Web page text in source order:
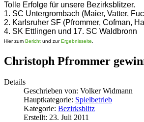
Tolle Erfolge für unsere Bezirksblitzer.
1. SC Untergrombach (Maier, Vatter,
2. Karlsruher SF (Pfrommer, Cofman,
4. SK Ettlingen und 17. SC Waldbronn
Hier zum Bericht und zurErgebnisseite
Christoph Pfrommer
Details
Geschrieben von: Volker Widmann
Hauptkategorie: Spielbetrieb
Kategorie: Bezirksblitz
Erstellt: 23. Juli 2011